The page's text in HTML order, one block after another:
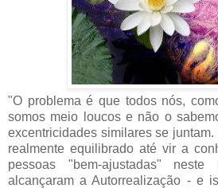
"O problema é que todos nós,
somos meio loucos e não o
excentricidades similares se
realmente equilibrado até vir a
pessoas "bem-ajustadas"
alcançaram a Autorrealização - e